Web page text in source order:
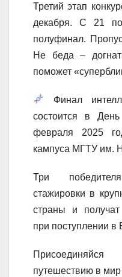
Третий этап
декабря. С 21 по
полуфинал.
Не беда –
поможет
Финал
состоится в
февраля 2025
кампуса МГТУ им.
Три
стажировки в
страны и
при поступлении в
путешествию в мир